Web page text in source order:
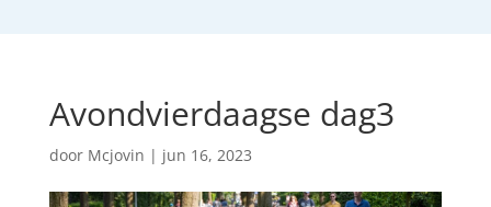
Avondvierdaagse dag3
door Mcjovin | jun 16, 2023